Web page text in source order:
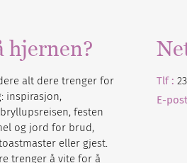
hjernen?
alt dere trenger for
inspirasjon,
festen
og jord for brud,
eller gjest.
trenger å vite for å
Tlf :
E-